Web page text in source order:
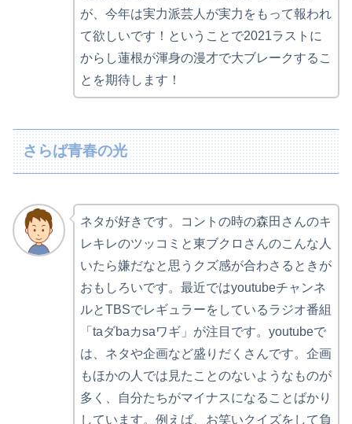
が、今年は実力派芸人が実力をもって報われ
て欲しいです！ということで2021ラストに
からし蓮根が渾身の漫才で大ブレークするこ
とを期待します！
さらば青春の光
ネタが好きです。コントの時の森田さんのキ
レキレのツッコミと東ブクロさんのこんな人
いたら嫌だなと思うクズ感が合わさるときが
おもしろいです。最近ではyoutubeチャンネ
ルとTBSでレギュラーをしているラジオ番組
「taダbaカsaワギ」が注目です。youtubeで
は、ネタや企画など盛りだくさんです。企画
もほかの人では見たことのないようなものが
多く、自分たちがマイナスになることばかり
しています。例えば、お笑いクイズをして負